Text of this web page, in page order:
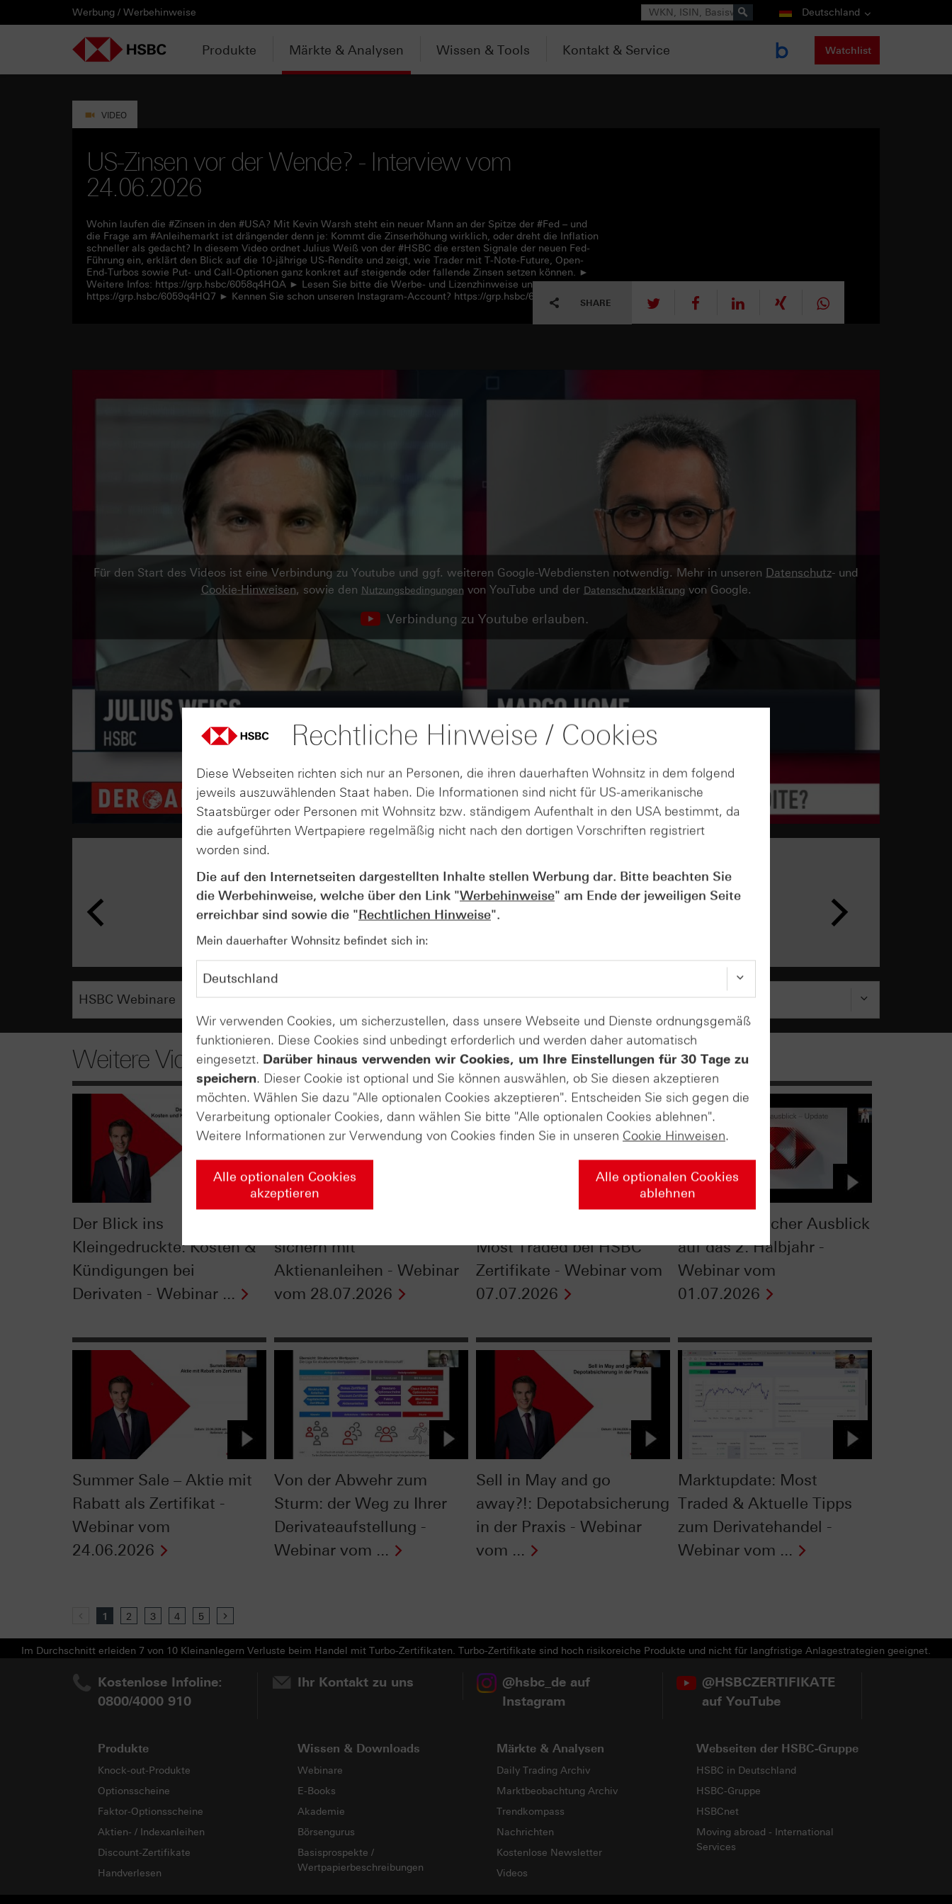
PRODUKTE
HEBELPRODUKTE
MÄRKTE & ANALYSEN
WISSEN & TOOLS
KONTAKT & SERVICE
DOWNLOADCENTER
LÄNDERAUSWAHL
Deutschland
AUSGEWÄHLTE SEITEN
HEBELPRODUKTE
Knock-out-Produkte
Weitere Hebelprodukte
Ausgestoppte Produkte
Intraday-Emissionen
ANLAGEPRODUKTE
Aktien- / Indexanleihen
Discount-Zertifikate
Express-Zertifikate
AKTUELLES
Neuemissionen
Trading-Aktionen
Intraday-Emissionen
ANALYSEN
Daily Trading
Trendkompass
Newsletter-Abonnement
VIDEOS
ntv-Zertifikate mit HSBC
Zertifikate Aktuell mit HSBC
WATCHLIST
Login / Zur Watchlist
WEBINARE
Webinartermine
WISSEN
kostenlose eBooks
Aktien- / Indexanleihen Rechner
Open End Knock-out-Produkte
KONTAKT
Kontaktformular
SERVICE
Wir über uns
DOWNLOADCENTER
Basisprospekte /
Wertpapierbeschreibungen
Unvollständige
Werbung / Werbehinweise Suche Deutschland
Produkte Märkte & Analysen Wissen & Tools Kontakt & Service Watchlist
VIDEO
US-Zinsen vor der Wende? - Interview vom
24.06.2026
Wohin laufen die #Zinsen in den #USA? Mit Kevin Warsh steht ein neuer Mann an der Spitze der #Fed – und
die Frage am #Anleihemarkt ist drängender denn je: Kommt die Zinserhöhung wirklich, oder dreht die Inflation
schneller als gedacht? In diesem Video ordnet Julius Weiß von der #HSBC die ersten Signale der neuen Fed-
Führung ein, erklärt den Blick auf die 10-jährige US-Rendite und zeigt, wie Trader mit T-Note-Future, Open-
End-Turbos sowie Put- und Call-Optionen ganz konkret auf steigende oder fallende Zinsen setzen können. ►
Weitere Infos: https://grp.hsbc/6058q4HQA ► Lesen Sie bitte die Werbe- und Lizenzhinweise unter
https://grp.hsbc/6059q4HQ7 ► Kennen Sie schon unseren Instagram-Account? https://grp.hsbc/6050q4HQC
SHARE tweet mitteilen
Für den Start des Videos ist eine Verbindung zu Youtube und ggf. weiteren Google-Webdiensten notwendig. Mehr in unseren Datenschutz- und
Cookie-Hinweisen, sowie den Nutzungsbedingungen von YouTube und der Datenschutzerklärungvon Google.
Verbindung zu Youtube erlauben.
AUGUST
07
Wie lange bleibt der DAX® in
Rekordlaune? - ntv Zertifikate
07.08.26
Weitere Videos
Der Blick ins
Kleingedruckte: Kosten &
Kündigungen bei
Derivaten - Webinar ...
sichern mit
Aktienanleihen - Webinar
vom 28.07.2026
Most Traded bei HSBC
Zertifikate - Webinar vom
07.07.2026
Charttechnischer Ausblick
auf das 2. Halbjahr -
Webinar vom
01.07.2026
Summer Sale – Aktie mit
Rabatt als Zertifikat -
Webinar vom
24.06.2026
Von der Abwehr zum
Sturm: der Weg zu Ihrer
Derivateaufstellung -
Webinar vom ...
Sell in May and go
away?!: Depotabsicherung
in der Praxis - Webinar
vom ...
Marktupdate: Most
Traded & Aktuelle Tipps
zum Derivatehandel -
Webinar vom ...
Previous
1 2 3 4 5
Im Durchschnitt erleiden 7 von 10 Kleinanlegern Verluste beim Handel mit Turbo-Zertifikaten. Turbo-Zertifikate sind hoch risikoreiche Produkte und nicht für langfristige Anlagestrategien geeignet.
Kostenlose Infoline:
0800/4000 910
Ihr Kontakt zu uns
@hsbc_de auf
Instagram
@HSBCZERTIFIKATE
auf YouTube
Produkte
Knock-out-Produkte
Optionsscheine
Faktor-Optionsscheine
Aktien- / Indexanleihen
Discount-Zertifikate
Handverlesen
Wissen & Downloads
Webinare
E-Books
Akademie
Börsengurus
Basisprospekte /
Wertpapierbeschreibungen
Märkte & Analysen
Daily Trading Archiv
Marktbeobachtung Archiv
Trendkompass
Nachrichten
Kostenlose Newsletter
Videos
Webseiten der HSBC-Gruppe
HSBC in Deutschland
HSBC-Gruppe
HSBCnet
Moving abroad - International
Services
Rechtliche Hinweise / Cookies
Diese Webseiten richten sich nur an Personen, die ihren dauerhaften Wohnsitz in dem folgend
jeweils auszuwählenden Staat haben. Die Informationen sind nicht für US-amerikanische
Staatsbürger oder Personen mit Wohnsitz bzw. ständigem Aufenthalt in den USA bestimmt, da
die aufgeführten Wertpapiere regelmäßig nicht nach den dortigen Vorschriften registriert
worden sind.
Die auf den Internetseiten dargestellten Inhalte stellen Werbung dar. Bitte beachten Sie
die Werbehinweise, welche über den Link "Werbehinweise" am Ende der jeweiligen Seite
erreichbar sind sowie die "Rechtlichen Hinweise".
Mein dauerhafter Wohnsitz befindet sich in:
Wir verwenden Cookies, um sicherzustellen, dass unsere Webseite und Dienste ordnungsgemäß
funktionieren. Diese Cookies sind unbedingt erforderlich und werden daher automatisch
eingesetzt. Darüber hinaus verwenden wir Cookies, um Ihre Einstellungen für 30 Tage zu
speichern. Dieser Cookie ist optional und Sie können auswählen, ob Sie diesen akzeptieren
möchten. Wählen Sie dazu "Alle optionalen Cookies akzeptieren". Entscheiden Sie sich gegen die
Verarbeitung optionaler Cookies, dann wählen Sie bitte "Alle optionalen Cookies ablehnen".
Weitere Informationen zur Verwendung von Cookies finden Sie in unseren Cookie Hinweisen.
Alle optionalen Cookies
akzeptieren
Alle optionalen Cookies
ablehnen